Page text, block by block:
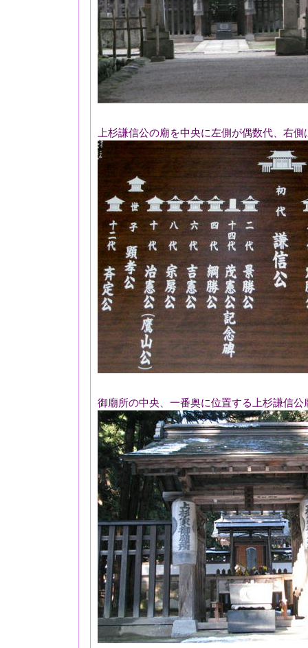
上杉謙信公の廟を中央に左側が偶数代、右
御廟所の中央、一番奥に位置する上杉謙信公